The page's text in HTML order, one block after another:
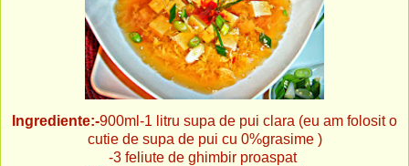
Ingrediente:-900ml-1 litru supa de pui clara (eu am folosit o
cutie de supa de pui cu 0%grasime )
-3 feliute de ghimbir proaspat